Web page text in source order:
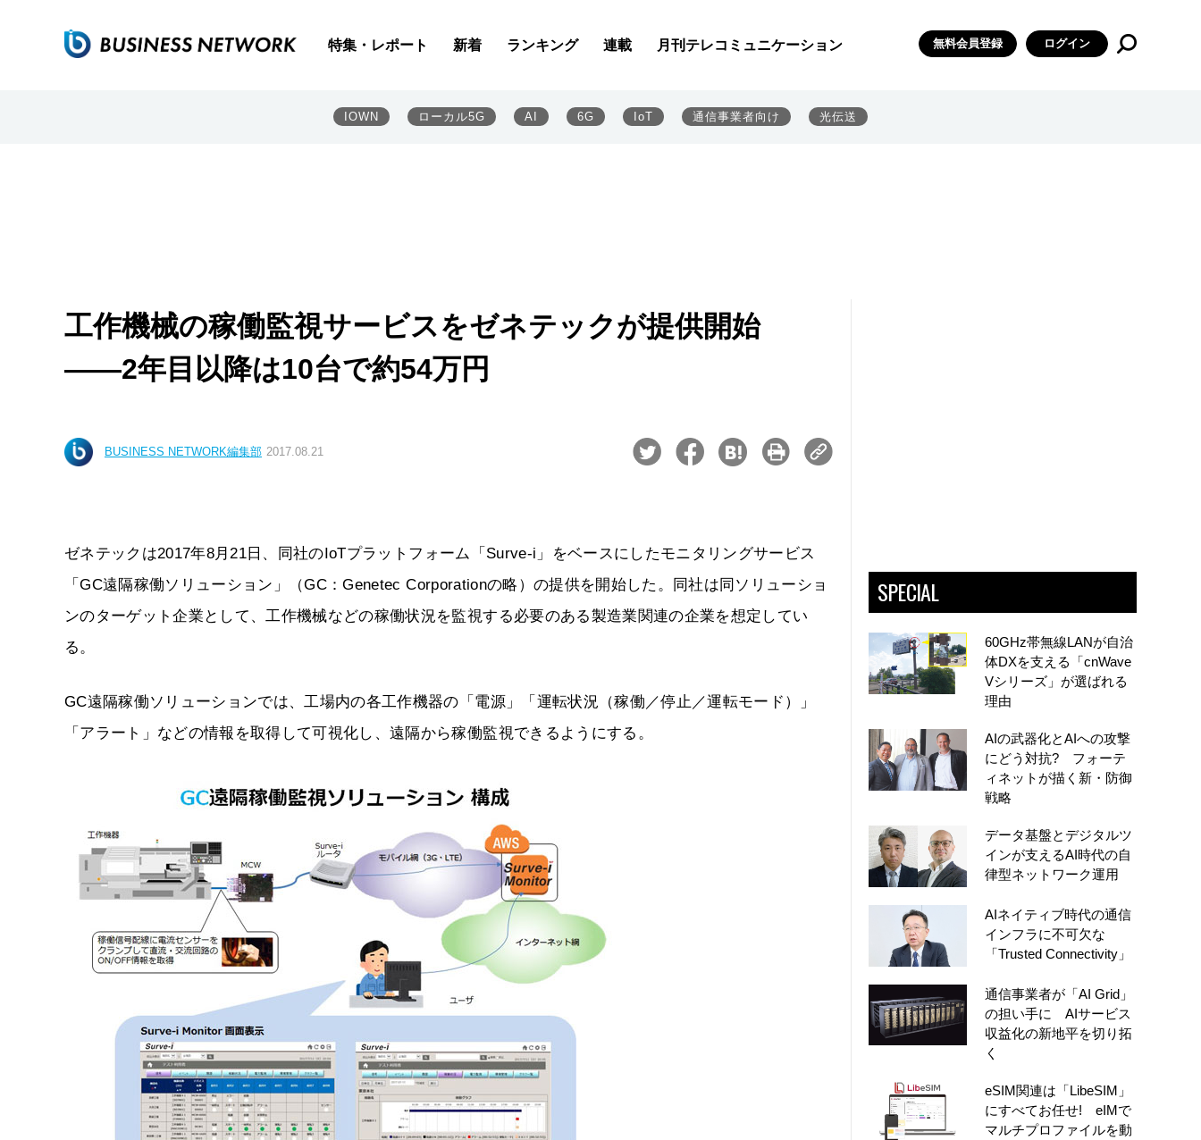
特集・レポート 新着 ランキング 連載 月刊テレコミュニケーション 無料会員登録 ログイン
IOWN ローカル5G AI 6G IoT 通信事業者向け 光伝送
工作機械の稼働監視サービスをゼネテックが提供開始
――2年目以降は10台で約54万円
BUSINESS NETWORK編集部 2017.08.21
ゼネテックは2017年8月21日、同社のIoTプラットフォーム「Surve-i」をベースにしたモニタリングサービス
「GC遠隔稼働ソリューション」（GC：Genetec Corporationの略）の提供を開始した。同社は同ソリューショ
ンのターゲット企業として、工作機械などの稼働状況を監視する必要のある製造業関連の企業を想定してい
る。
GC遠隔稼働ソリューションでは、工場内の各工作機器の「電源」「運転状況（稼働／停止／運転モード）」
「アラート」などの情報を取得して可視化し、遠隔から稼働監視できるようにする。
SPECIAL
60GHz帯無線LANが自治
体DXを支える「cnWave
Vシリーズ」が選ばれる
理由
AIの武器化とAIへの攻撃
にどう対抗? フォーテ
ィネットが描く新・防御
戦略
データ基盤とデジタルツ
インが支えるAI時代の自
律型ネットワーク運用
AIネイティブ時代の通信
インフラに不可欠な
「Trusted Connectivity」
通信事業者が「AI Grid」
の担い手に AIサービス
収益化の新地平を切り拓
く
eSIM関連は「LibeSIM」
にすべてお任せ! eIMで
マルチプロファイルを動